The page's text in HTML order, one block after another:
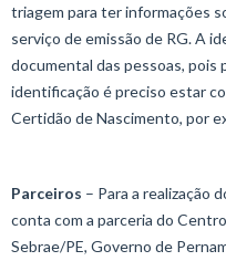
triagem para ter informações
serviço de emissão de RG. A
documental das pessoas, pois
identificação é preciso estar
Certidão de Nascimento, por
Parceiros – Para a realização
conta com a parceria do
Sebrae/PE, Governo de